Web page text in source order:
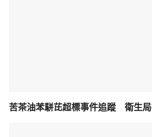
苦茶油苯駢芘超標事件追蹤 衛生